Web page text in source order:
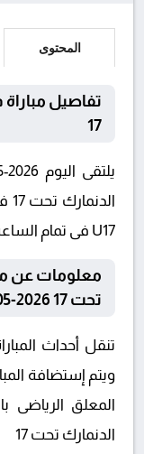
المحتوى
17
U17 فى تمام الساعة 19:00 بتوقيت القاهرة و 19:00.
تحت 17 2026-05-29
تنقل أحداث
ويتم إستضافة
الدنمارك تحت 17